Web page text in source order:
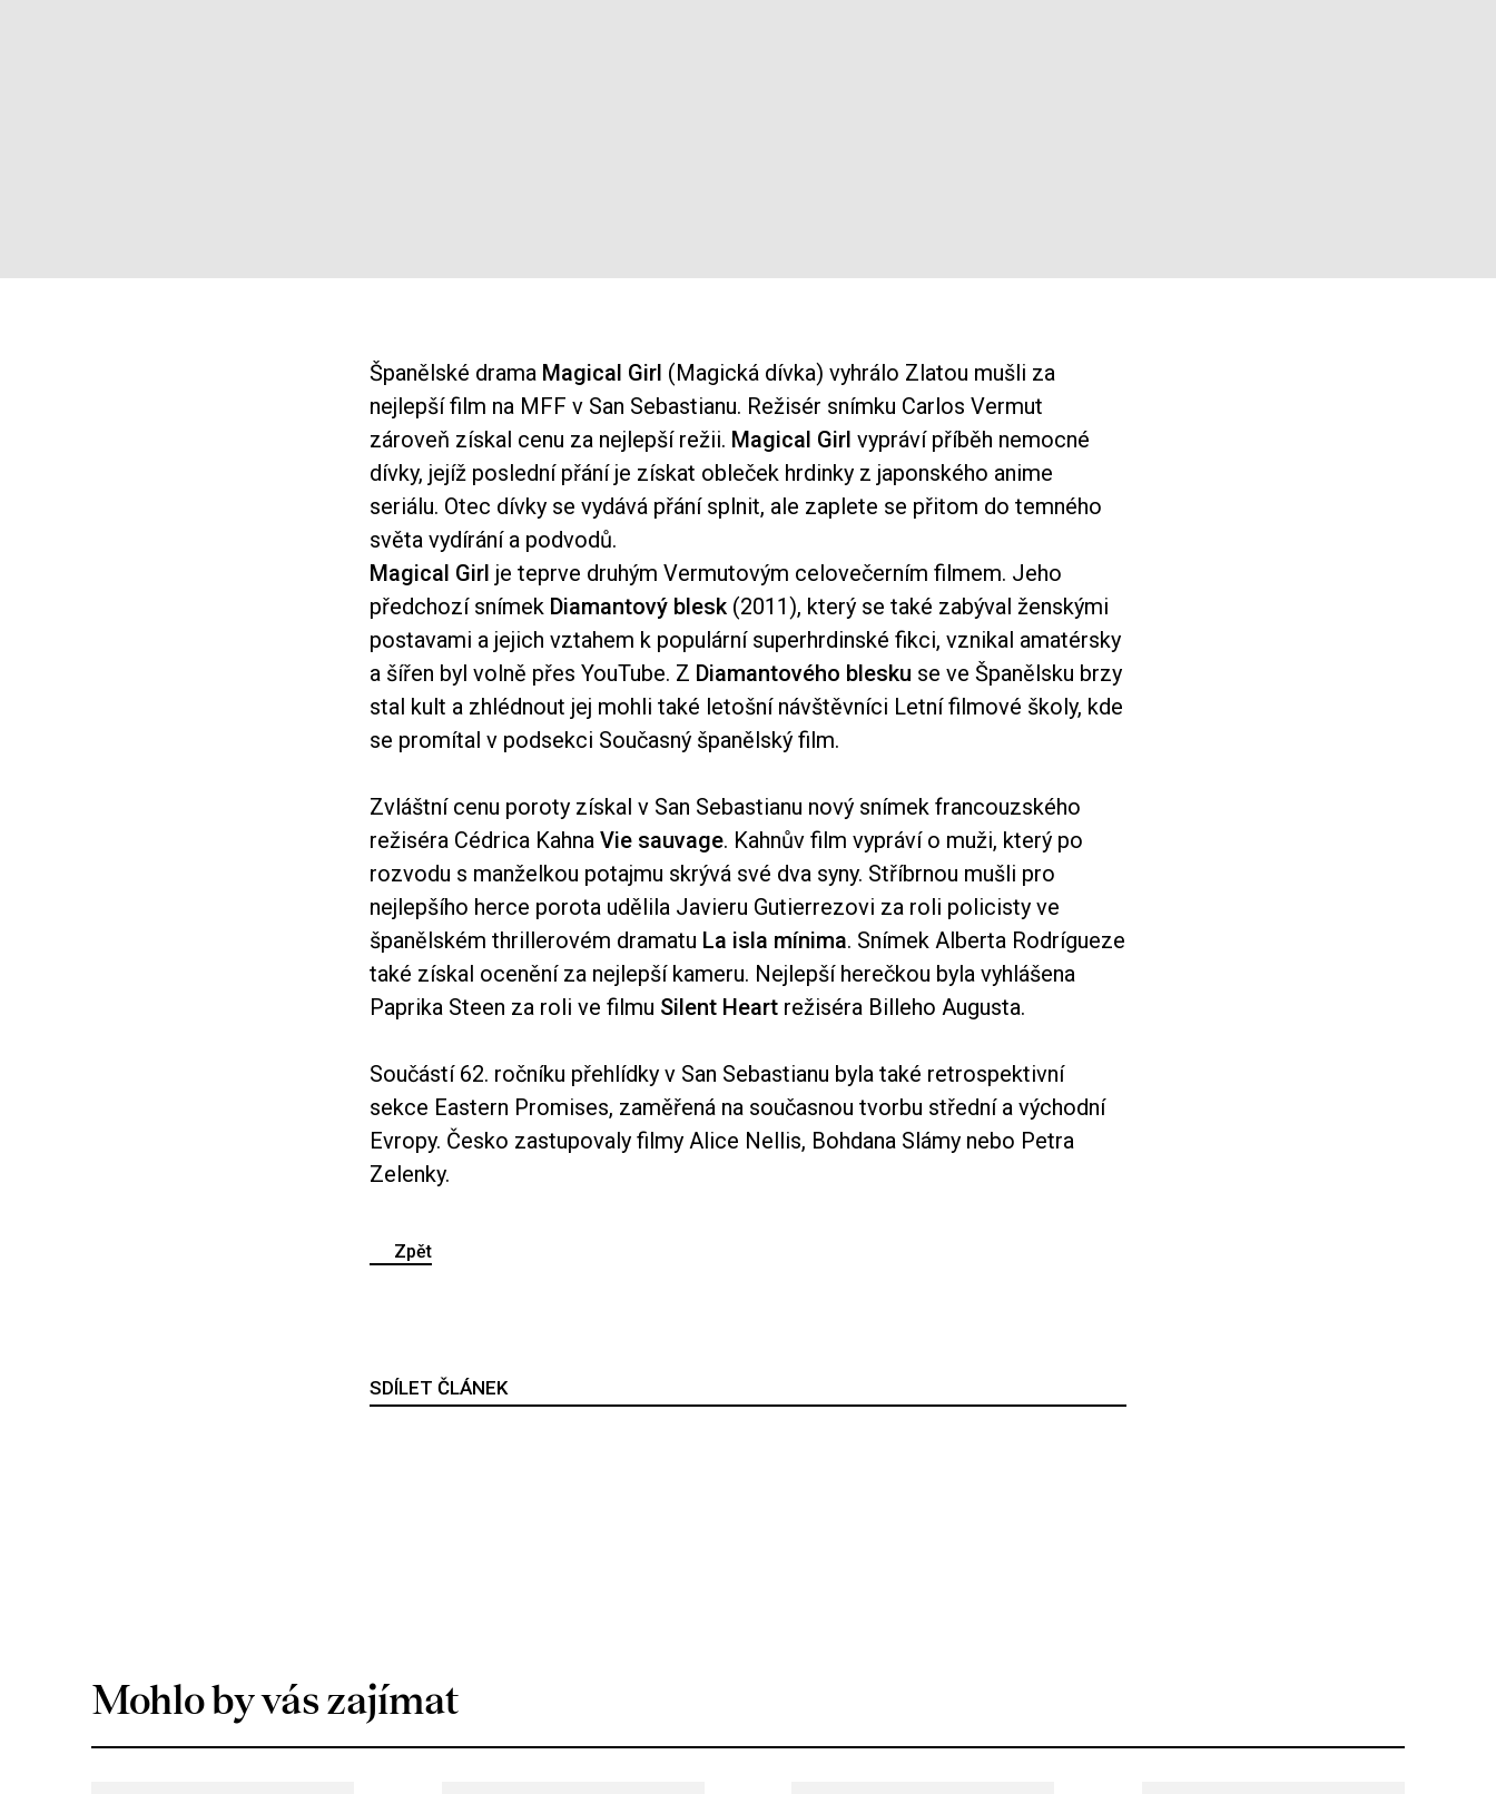
Španělské drama Magical Girl (Magická dívka) vyhrálo Zlatou mušli za
nejlepší film na MFF v San Sebastianu. Režisér snímku Carlos Vermut
zároveň získal cenu za nejlepší režii. Magical Girl vypráví příběh nemocné
dívky, jejíž poslední přání je získat obleček hrdinky z japonského anime
seriálu. Otec dívky se vydává přání splnit, ale zaplete se přitom do temného
světa vydírání a podvodů.
Magical Girl je teprve druhým Vermutovým celovečerním filmem. Jeho
předchozí snímek Diamantový blesk (2011), který se také zabýval ženskými
postavami a jejich vztahem k populární superhrdinské fikci, vznikal amatérsky
a šířen byl volně přes YouTube. Z Diamantového blesku se ve Španělsku brzy
stal kult a zhlédnout jej mohli také letošní návštěvníci Letní filmové školy, kde
se promítal v podsekci Současný španělský film.
Zvláštní cenu poroty získal v San Sebastianu nový snímek francouzského
režiséra Cédrica Kahna Vie sauvage. Kahnův film vypráví o muži, který po
rozvodu s manželkou potajmu skrývá své dva syny. Stříbrnou mušli pro
nejlepšího herce porota udělila Javieru Gutierrezovi za roli policisty ve
španělském thrillerovém dramatu La isla mínima. Snímek Alberta Rodrígueze
také získal ocenění za nejlepší kameru. Nejlepší herečkou byla vyhlášena
Paprika Steen za roli ve filmu Silent Heart režiséra Billeho Augusta.
Součástí 62. ročníku přehlídky v San Sebastianu byla také retrospektivní
sekce Eastern Promises, zaměřená na současnou tvorbu střední a východní
Evropy. Česko zastupovaly filmy Alice Nellis, Bohdana Slámy nebo Petra
Zelenky.
Zpět
SDÍLET ČLÁNEK
Mohlo by vás zajímat